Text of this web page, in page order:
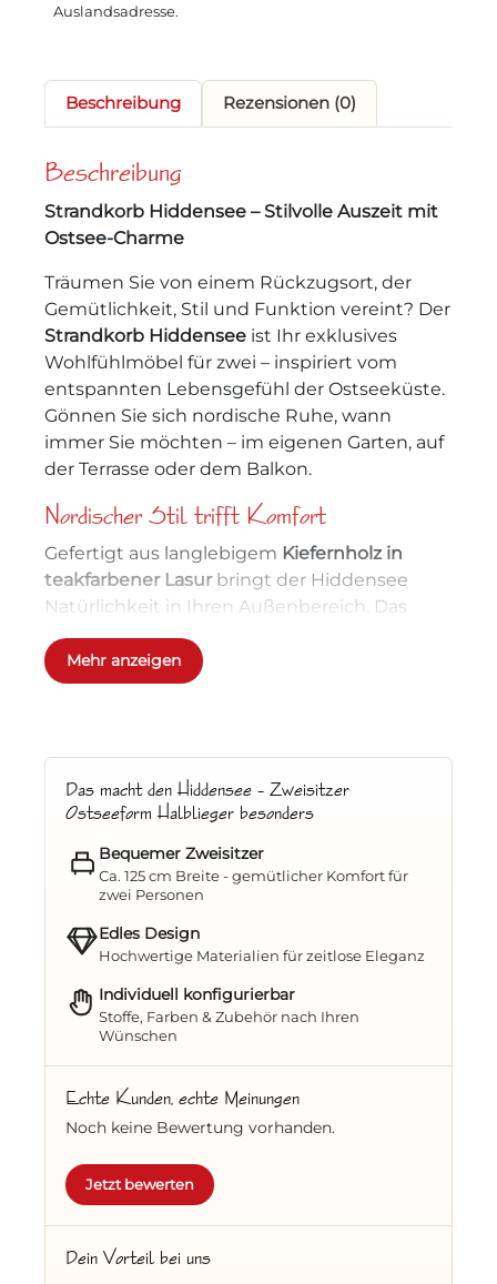
Auslandsadresse.
Beschreibung Rezensionen (0)
Beschreibung
Strandkorb Hiddensee – Stilvolle Auszeit mit
Ostsee-Charme
Träumen Sie von einem Rückzugsort, der
Gemütlichkeit, Stil und Funktion vereint? Der
Strandkorb Hiddensee ist Ihr exklusives
Wohlfühlmöbel für zwei – inspiriert vom
entspannten Lebensgefühl der Ostseeküste.
Gönnen Sie sich nordische Ruhe, wann
immer Sie möchten – im eigenen Garten, auf
der Terrasse oder dem Balkon.
Nordischer Stil trifft Komfort
Gefertigt aus langlebigem Kiefernholz in
teakfarbener Lasurbringt der Hiddensee
Natürlichkeit in Ihren Außenbereich. Das
modern und dennoch zeitlos – ein Blickfang,
der sich harmonisch in jede Umgebung
Ihr Wohlfühlplatz für zwei
Zweisitzer-Halblieger– für entspannte
Stunden zu zweit
Festpolster –mit variablen Designs
InklusiveNackenkissen-Set
Fußpolsternfür höchsten Sitz- und
Liegekomfort
Zwei praktische
links) – perfekt für Kaffee, Buch oder
Snacks
Höhenverstellbare Fußstützen
individuell anpassbar
Doppelfahrrollen
Umstellen
Mehr anzeigen
Das macht den Hiddensee – Zweisitzer
Ostseeform Halblieger besonders
Bequemer Zweisitzer
Ca. 125 cm Breite - gemütlicher Komfort für
zwei Personen
Edles Design
Hochwertige Materialien für zeitlose Eleganz
Individuell konfigurierbar
Stoffe, Farben & Zubehör nach Ihren
Wünschen
Echte Kunden, echte Meinungen
Noch keine Bewertung vorhanden.
Jetzt bewerten
Dein Vorteil bei uns